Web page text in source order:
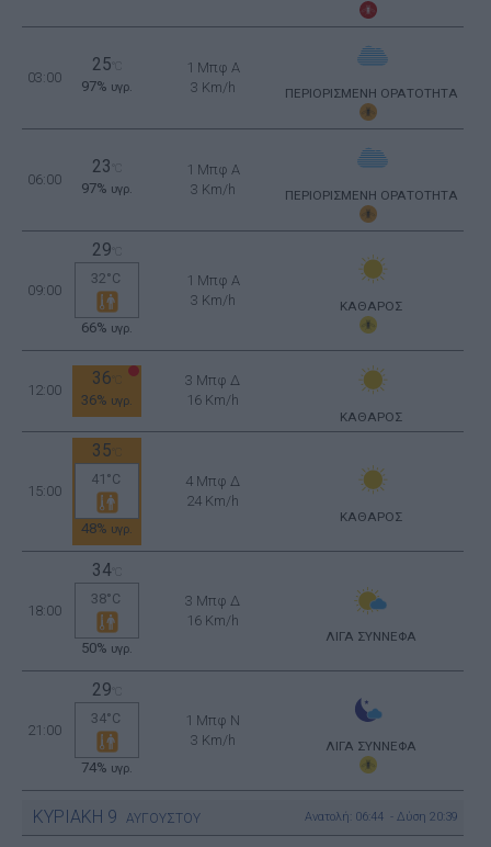
03:00
25
97% υγρ.
1 Μπφ Α
3 Km/h
ΠΕΡΙΟΡΙΣΜΕΝΗ ΟΡΑΤΟΤΗΤΑ
06:00
23
97% υγρ.
1 Μπφ Α
3 Km/h
ΠΕΡΙΟΡΙΣΜΕΝΗ ΟΡΑΤΟΤΗΤΑ
09:00
29
32°C
66% υγρ.
1 Μπφ Α
3 Km/h
ΚΑΘΑΡΟΣ
12:00
36
36% υγρ.
3 Μπφ Δ
16 Km/h
ΚΑΘΑΡΟΣ
15:00
35
41°C
48% υγρ.
4 Μπφ Δ
24 Km/h
ΚΑΘΑΡΟΣ
18:00
34°C
38°C
50% υγρ.
3 Μπφ Δ
16 Km/h
ΛΙΓΑ ΣΥΝΝΕΦΑ
21:00
29
34°C
74% υγρ.
1 Μπφ N
3 Km/h
ΛΙΓΑ ΣΥΝΝΕΦΑ
ΚΥΡΙΑΚΗ 9 ΑΥΓΟΥΣΤΟΥ Ανατολή: 06:44 - Δύση 20:39